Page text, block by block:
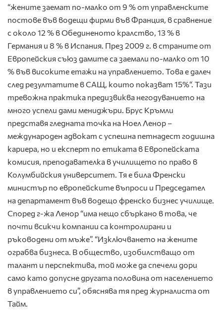
“жените заемат по-малко от 9 % от управленските
постове във водещи фирми във Франция, в сравнение
с около 12 % в Обединеното кралство, 13 % в
Германия и 8 % в Испания. През 2009 г. в страните от
Европейския съюз дамите са заемали по-малко от 10
% във високите етажи на управлението. Това е далеч
след резултатите в САЩ, които показват 15%“. Тази
тревожна практика предизвиква негодуванието на
много успели дами мениджъри. Брус Кръмли
представя гледната точка на Ноел Ленор –
международен адвокат с успешна петнадест годишна
кариера, но и експерт по етиката в Европейската
комисия, преподавателка в училището по право в
Колумбийския университет. Тя е била Френски
министър по европейските въпроси и Председател
на департамент във водещо френско бизнес училище.
Според г-жа Ленор “има нещо сбъркано в това, че
почти всикчи компании са контролирани и
ръководени от мъже”. “Изключването на жените
ограбва бизнеса. В общество, изобилстващо от
талант и перспектива, той може да спечели дори
само като допусне другата половина от населението
в управлението си”, обяснява тя пред журналиста от
Тайм.